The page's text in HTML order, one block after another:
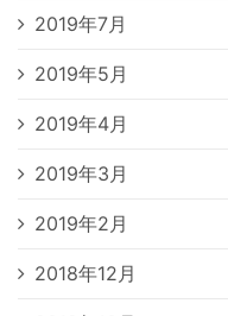
2019年7月
2019年5月
2019年4月
2019年3月
2019年2月
2018年12月